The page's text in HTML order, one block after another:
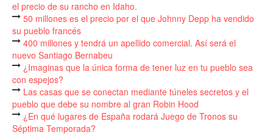
el precio de su rancho en Idaho.
50 millones es el precio por el que Johnny Depp ha vendido
su pueblo francés
400 millones y tendrá un apellido comercial. Así será el
nuevo Santiago Bernabeu
¿Imaginas que la única forma de tener luz en tu pueblo sea
con espejos?
Las casas que se conectan mediante túneles secretos y el
pueblo que debe su nombre al gran Robin Hood
¿En qué lugares de España rodará Juego de Tronos su
Séptima Temporada?